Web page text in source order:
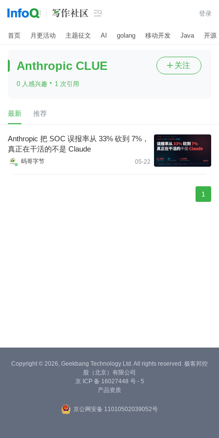
 登录
首页 月更活动 主题征文 AI golang 移动开发 Java 开源
Anthropic CLUE
0 人感兴趣 · 1 次引用
 关注
最新 推荐
Anthropic 把 SOC 误报率从 33% 砍到 7%，
真正在干活的不是 Claude
码哥字节 05-22
1
Copyright © 2026, Geekbang Technology Ltd. All rights reserved. 极客邦控
股（北京）有限公司
京 ICP 备 16027448 号 - 5
产品资质
京公网安备 11010502039052号